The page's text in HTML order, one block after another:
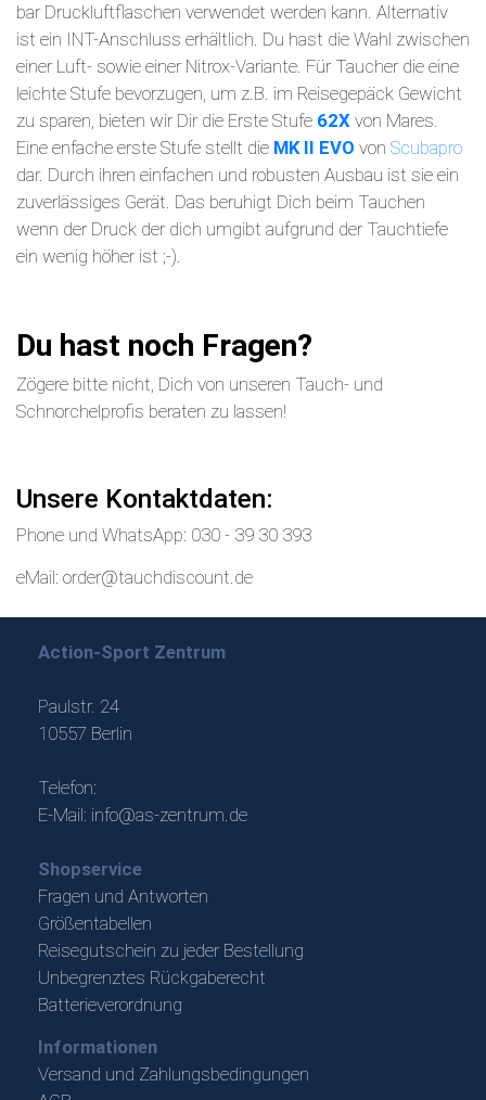
bar Druckluftflaschen verwendet werden kann. Alternativ
ist ein INT-Anschluss erhältlich. Du hast die Wahl zwischen
einer Luft- sowie einer Nitrox-Variante. Für Taucher die eine
leichte Stufe bevorzugen, um z.B. im Reisegepäck Gewicht
zu sparen, bieten wir Dir die Erste Stufe 62X von Mares.
Eine enfache erste Stufe stellt die MK II EVO von Scubapro
dar. Durch ihren einfachen und robusten Ausbau ist sie ein
zuverlässiges Gerät. Das beruhigt Dich beim Tauchen
wenn der Druck der dich umgibt aufgrund der Tauchtiefe
ein wenig höher ist ;-).
Du hast noch Fragen?
Zögere bitte nicht, Dich von unseren Tauch- und
Schnorchelprofis beraten zu lassen!
Unsere Kontaktdaten:
Phone und WhatsApp: 030 - 39 30 393
eMail: order@tauchdiscount.de
Action-Sport Zentrum
Paulstr. 24
10557 Berlin
Telefon:
E-Mail: info@as-zentrum.de
Shopservice
Fragen und Antworten
Größentabellen
Reisegutschein zu jeder Bestellung
Unbegrenztes Rückgaberecht
Batterieverordnung
Informationen
Versand und Zahlungsbedingungen